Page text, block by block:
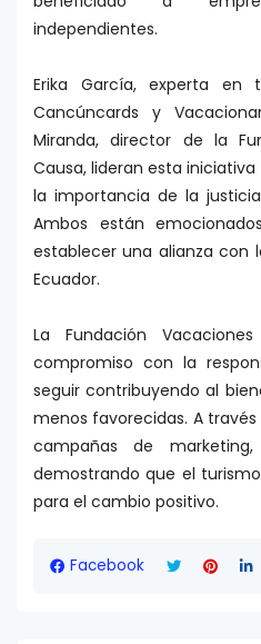
independientes.
Erika García, experta en
Cancúncards y
Miranda, director de la
Causa, lideran esta
la importancia de la
Ambos están
establecer una alianza con
Ecuador.
La Fundación
compromiso con la
seguir contribuyendo al
menos favorecidas. A
campañas de
demostrando que el
para el cambio positivo.
Facebook